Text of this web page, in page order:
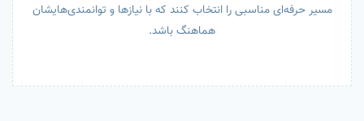
مسیر حرفه‌ای مناسبی را انتخاب کنند که با نیازها و توانمندی‌هایشان
هماهنگ باشد.